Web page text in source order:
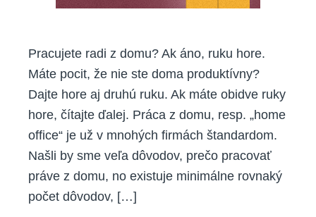
Pracujete radi z domu? Ak áno, ruku hore.
Máte pocit, že nie ste doma produktívny?
Dajte hore aj druhú ruku. Ak máte obidve ruky
hore, čítajte ďalej. Práca z domu, resp. „home
office“ je už v mnohých firmách štandardom.
Našli by sme veľa dôvodov, prečo pracovať
práve z domu, no existuje minimálne rovnaký
počet dôvodov, […]